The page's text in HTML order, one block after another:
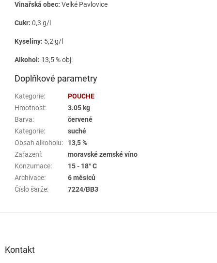
Vinařská obec: Velké Pavlovice
Cukr: 0,3 g/l
Kyseliny: 5,2 g/l
Alkohol: 13,5 % obj.
Doplňkové parametry
Kategorie:
POUCHE
Hmotnost:
3.05 kg
Barva:
červené
Kategorie:
suché
Obsah alkoholu:
13,5 %
Zařazení:
moravské zemské víno
Konzumace:
15 - 18° C
Archivace:
6 měsíců
Číslo šarže: 7224/BB3
Kontakt